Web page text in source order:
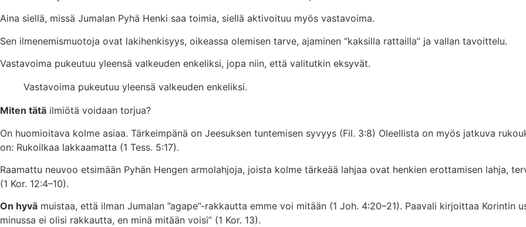
Aina siellä, missä Jumalan Pyhä Henki saa toimia, siellä aktivoituu myös vastavoima.
Sen ilmenemismuotoja ovat lakihenkisyys, oikeassa olemisen tarve, ajaminen “kaksilla rattailla” ja vallan tavoittelu.
Vastavoima pukeutuu yleensä valkeuden enkeliksi, jopa niin, että valitutkin eksyvät.
Vastavoima pukeutuu yleensä valkeuden enkeliksi.
Miten tätä ilmiötä voidaan torjua?
On huomioitava kolme asiaa. Tärkeimpänä on Jeesuksen tuntemisen syvyys (Fil. 3:8) Oleellista on myös jatkuva
on: Rukoilkaa lakkaamatta (1 Tess. 5:17).
Raamattu neuvoo etsimään Pyhän Hengen armolahjoja, joista kolme tärkeää lahjaa ovat henkien erottamisen lahja,
(1 Kor. 12:4–10).
On hyvä muistaa, että ilman Jumalan ”agape”-rakkautta emme voi mitään (1 Joh. 4:20–21). Paavali kirjoittaa Korintin
minussa ei olisi rakkautta, en minä mitään voisi” (1 Kor. 13).